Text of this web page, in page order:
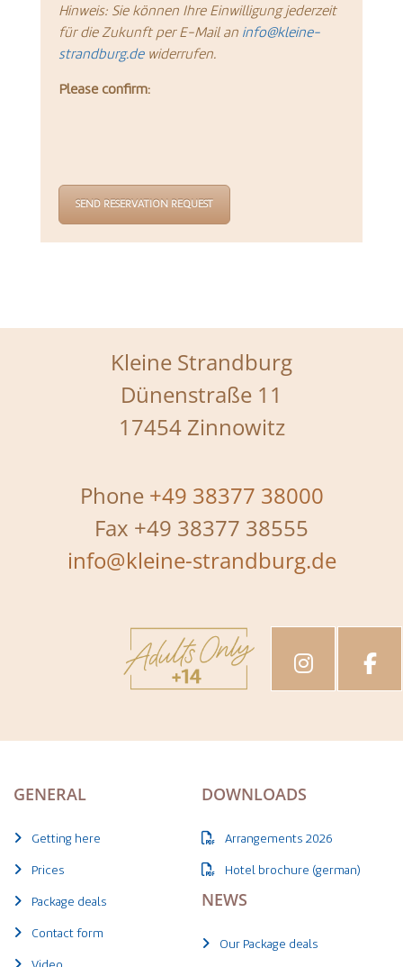
Hinweis: Sie können Ihre Einwilligung jederzeit
für die Zukunft per E-Mail an info@kleine-
strandburg.dewiderrufen.
Please confirm:
SEND RESERVATION REQUEST
Kleine Strandburg
Dünenstraße 11
17454 Zinnowitz
Phone +49 38377 38000
Fax +49 38377 38555
info@kleine-strandburg.de
GENERAL
Getting here
Prices
Package deals
Contact form
DOWNLOADS
Arrangements 2026
Hotel brochure (german)
NEWS
Our Package deals